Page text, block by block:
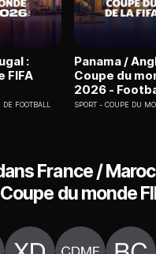
:
FIFA
FOOTBALL
Panama /
Coupe du
2026 -
SPORT COUPE DU
France /
du monde